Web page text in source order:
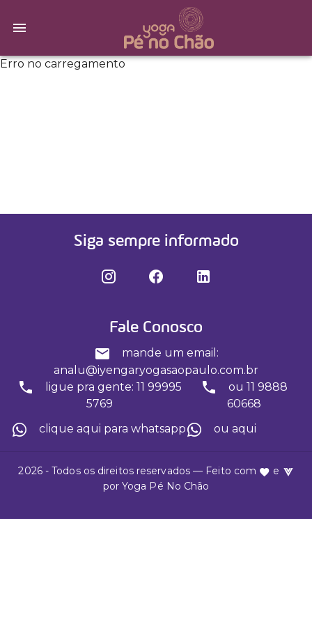
Erro no carregamento
Siga sempre informado
Fale Conosco
mande um email:
analu@iyengaryogasaopaulo.com.br
ligue pra gente: 11 99995
5769
ou 11 9888
60668
clique aqui para whatsapp
ou aqui
2026 - Todos os direitos reservados — Feito com
e
por Yoga Pé No Chão